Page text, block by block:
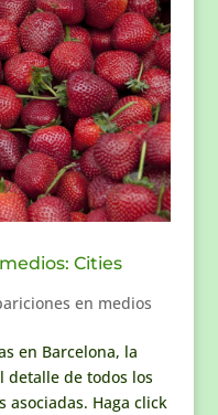
Cities
en medios
en Barcelona, la
detalle de todos los
Haga click